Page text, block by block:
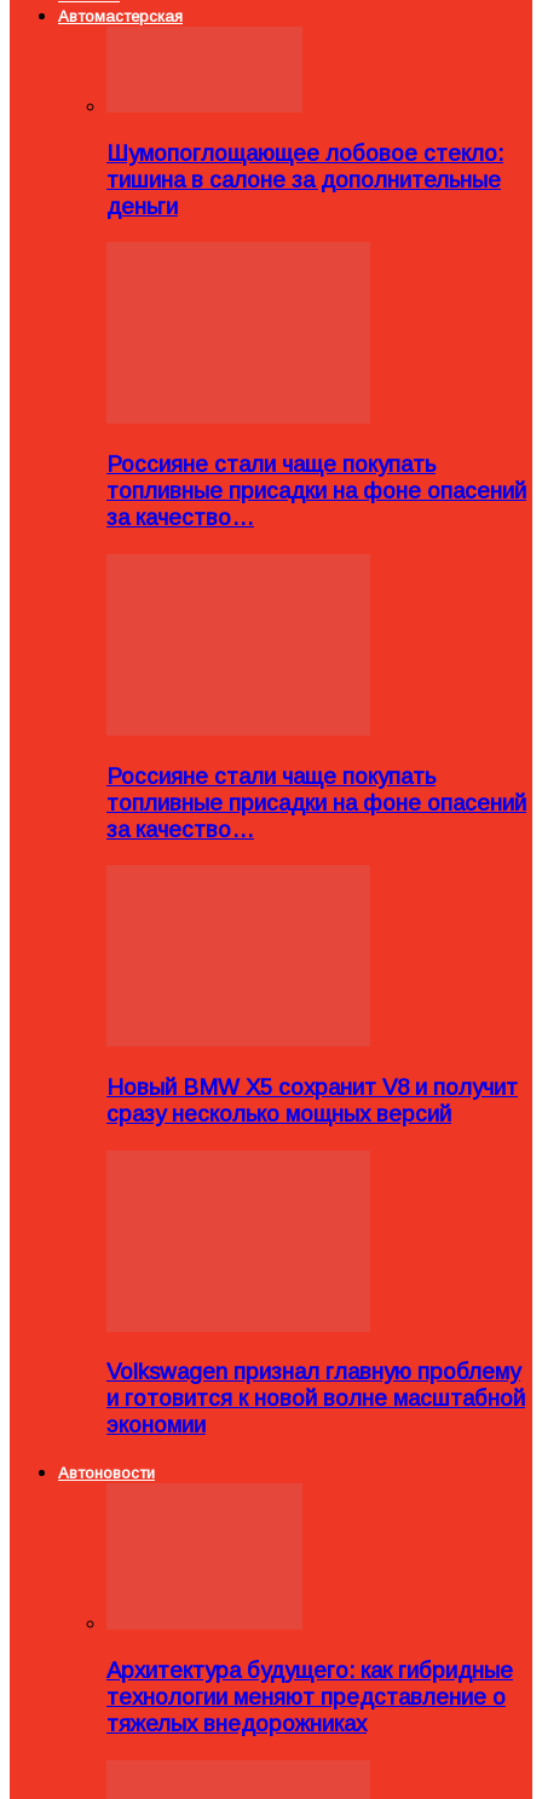
Автомастерская
Шумопоглощающее лобовое стекло:
тишина в салоне за дополнительные
деньги
Россияне стали чаще покупать
топливные присадки на фоне опасений
за качество…
Россияне стали чаще покупать
топливные присадки на фоне опасений
за качество…
Новый BMW X5 сохранит V8 и получит
сразу несколько мощных версий
Volkswagen признал главную проблему
и готовится к новой волне масштабной
экономии
Автоновости
Архитектура будущего: как гибридные
технологии меняют представление о
тяжелых внедорожниках